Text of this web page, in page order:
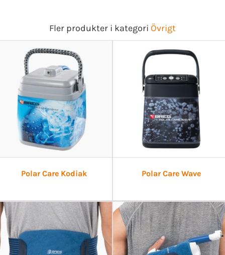
Fler produkter i kategori Övrigt
Polar Care Kodiak Polar Care Wave